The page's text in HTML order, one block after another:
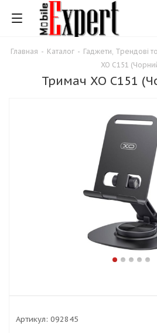
Главная - Каталог - Гаджети, Трендові
XO C151
Тримач XO C151
Артикул: 092845